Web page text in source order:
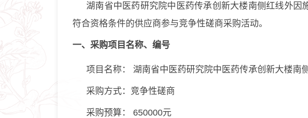
湖南省中医药研究院中医药传承创新大楼南侧红线外
符合资格条件的供应商参与竞争性磋商采购活动。
一、采购项目名称、编号
项目名称： 湖南省中医药研究院中医药传承创新大楼南
采购方式：竞争性磋商
采购预算： 650000元